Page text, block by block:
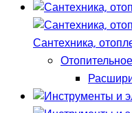
Сантехника,